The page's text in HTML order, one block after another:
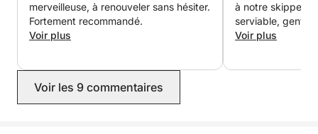
guindeau électrique,
MARITIME EN VIGUEUR
Le bateau pneumatique est situé à Terracina, Porto
merveilleuse, à renouveler sans hésiter.
Fortement recommandé.
Voir plus
à notre skipper
serviable, gentil
nous a toujours
Voir plus
Voir les 9 commentaires